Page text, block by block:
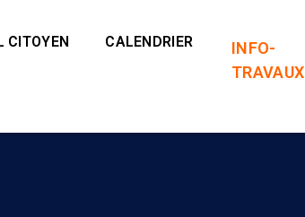
CITOYEN CALENDRIER
INFO-
TRAVAUX